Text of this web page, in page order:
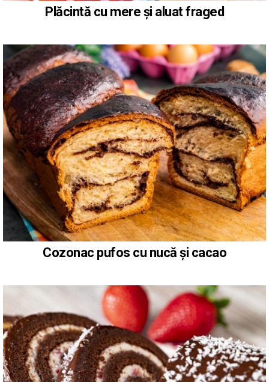
Plăcintă cu mere și aluat fraged
Cozonac pufos cu nucă și cacao